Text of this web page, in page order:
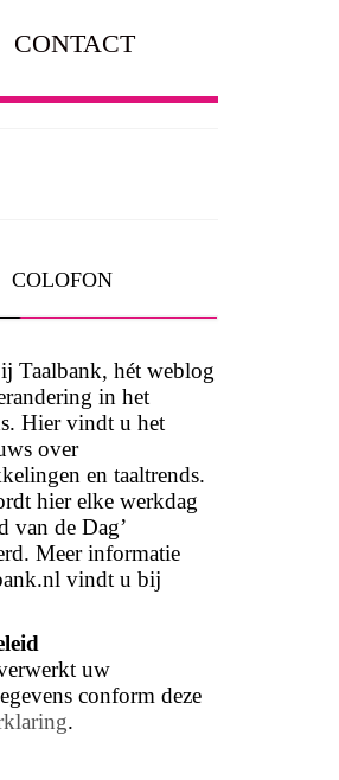
CONTACT
COLOFON
Taalbank, hét weblog
in het
Hier vindt u het
over
en taaltrends.
hier elke werkdag
van de Dag’
Meer informatie
vindt u bij
uw
conform deze
.